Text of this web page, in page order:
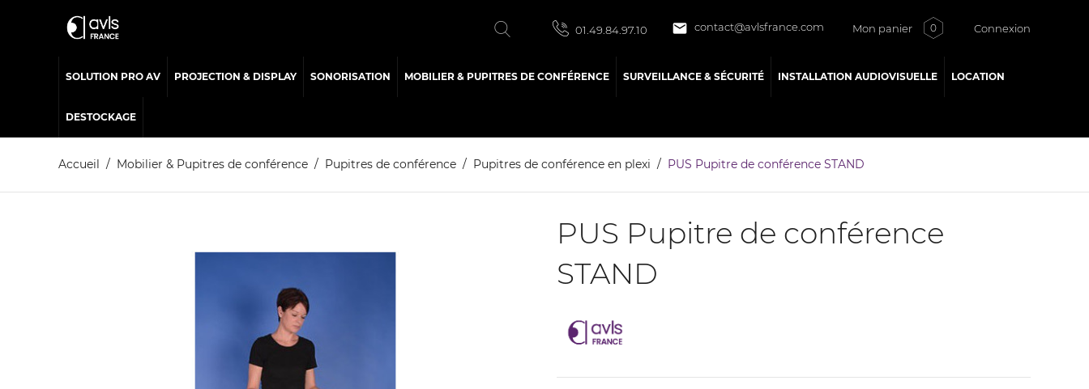
01.49.84.97.10  contact@avlsfrance.com Mon panier 0 Connexion
SOLUTION PRO AV PROJECTION & DISPLAY SONORISATION MOBILIER & PUPITRES DE CONFÉRENCE SURVEILLANCE & SÉCURITÉ INSTALLATION AUDIOVISUELLE LOCATION
DESTOCKAGE
Accueil Mobilier & Pupitres de conférence Pupitres de conférence Pupitres de conférence en plexi PUS Pupitre de conférence STAND
PUS Pupitre de conférence
STAND